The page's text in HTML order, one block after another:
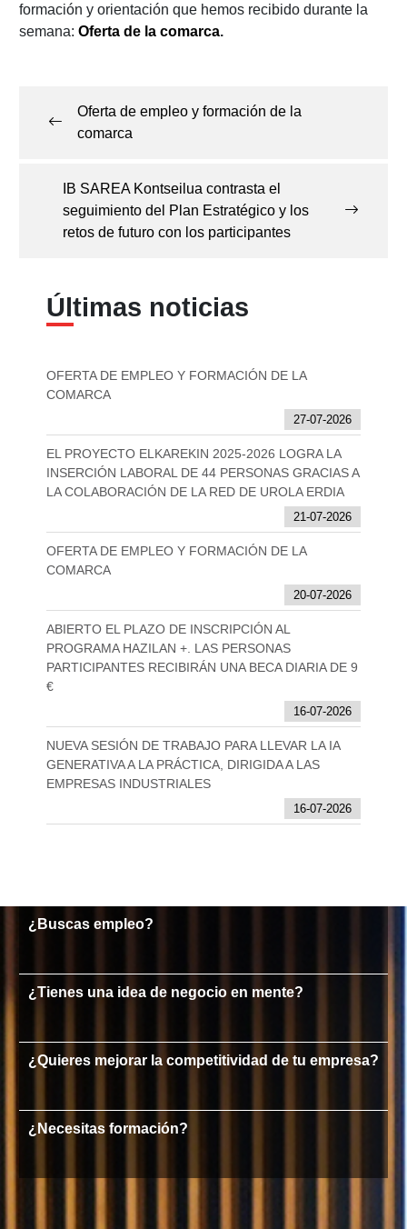
formación y orientación que hemos recibido durante la
semana: Oferta de la comarca.
entradas
Oferta de empleo y formación de la
comarca
IB SAREA Kontseilua contrasta el
seguimiento del Plan Estratégico y los
retos de futuro con los participantes
Últimas noticias
OFERTA DE EMPLEO Y FORMACIÓN DE LA
COMARCA
27-07-2026
EL PROYECTO ELKAREKIN 2025-2026 LOGRA LA
INSERCIÓN LABORAL DE 44 PERSONAS GRACIAS A
LA COLABORACIÓN DE LA RED DE UROLA ERDIA
21-07-2026
OFERTA DE EMPLEO Y FORMACIÓN DE LA
COMARCA
20-07-2026
ABIERTO EL PLAZO DE INSCRIPCIÓN AL
PROGRAMA HAZILAN +. LAS PERSONAS
PARTICIPANTES RECIBIRÁN UNA BECA DIARIA DE 9
€
16-07-2026
NUEVA SESIÓN DE TRABAJO PARA LLEVAR LA IA
GENERATIVA A LA PRÁCTICA, DIRIGIDA A LAS
EMPRESAS INDUSTRIALES
16-07-2026
¿Buscas empleo?
¿Tienes una idea de negocio en mente?
¿Quieres mejorar la competitividad de tu empresa?
¿Necesitas formación?